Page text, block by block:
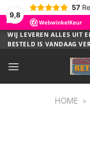
9,8
57
Ga
naar
WIJ LEVEREN ALLES UIT
BESTELD IS VANDAAG
HOME »